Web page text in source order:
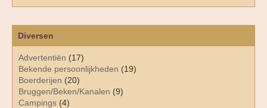
Diversen
Advertentiën (17)
Bekende persoonlijkheden (19)
Boerderijen (20)
Bruggen/Beken/Kanalen (9)
Campings (4)